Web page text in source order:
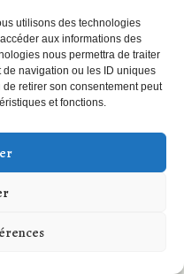
utilisons des technologies
aux informations des
nous permettra de traiter
navigation ou les ID uniques
retirer son consentement peut
et fonctions.
d’un
majeure.
cas
ou cas
des Cours
et sans
du